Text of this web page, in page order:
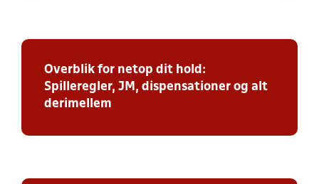
Overblik for netop dit hold:
Spilleregler, JM, dispensationer og alt
derimellem